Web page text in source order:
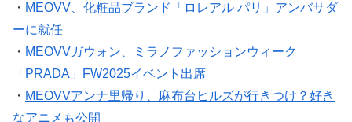
・ MEOVV、化粧品ブランド「ロレアル パリ」アンバサダ
ーに就任
・ MEOVVガウォン、ミラノファッションウィーク
「PRADA」FW2025イベント出席
・ MEOVVアンナ里帰り、麻布台ヒルズが行きつけ？好き
なアニメも公開